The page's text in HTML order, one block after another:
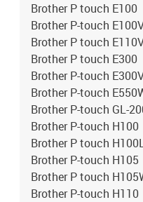
Brother P touch E100
Brother P-touch
Brother P touch
Brother P touch E300
Brother P-touch
Brother P-touch
Brother P-touch GL-
Brother P-touch H100
Brother P touch
Brother P-touch H105
Brother P touch
Brother P-touch H110